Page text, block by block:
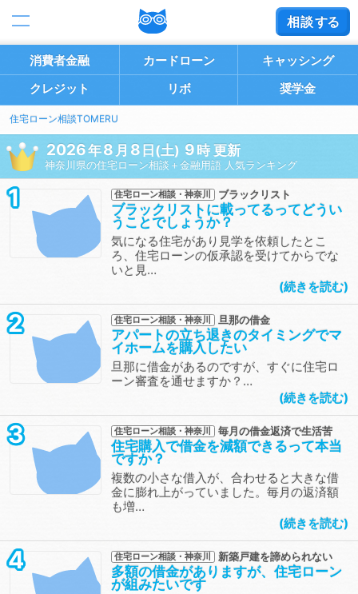
消費者金融 カードローン
キャッシング
クレジット
リボ 奨学金
住宅ローン相談TOMERU
2026年8 月 8 日(土) 9 時 更新
神奈川県の住宅ローン相談＋金融用語 人気ランキング
1 住宅ローン相談・神奈川 ブラックリスト
ブラックリストに載ってるってどうい
うことでしょうか？
気になる住宅があり見学を依頼したとこ
ろ、住宅ローンの仮承認を受けてからでな
いと見…
続きを読む
2 住宅ローン相談・神奈川 旦那の借金
アパートの立ち退きのタイミングでマ
イホームを購入したい
旦那に借金があるのですが、すぐに住宅ロ
ーン審査を通せますか？…
続きを読む
3 住宅ローン相談・神奈川 毎月の借金返済で生活苦
住宅購入で借金を減額できるって本当
ですか？
複数の小さな借入が、合わせると大きな借
金に膨れ上がっていました。毎月の返済額
も増…
続きを読む
4 住宅ローン相談・神奈川 新築戸建を諦められない
多額の借金がありますが、住宅ローン
が組みたいです
相談する